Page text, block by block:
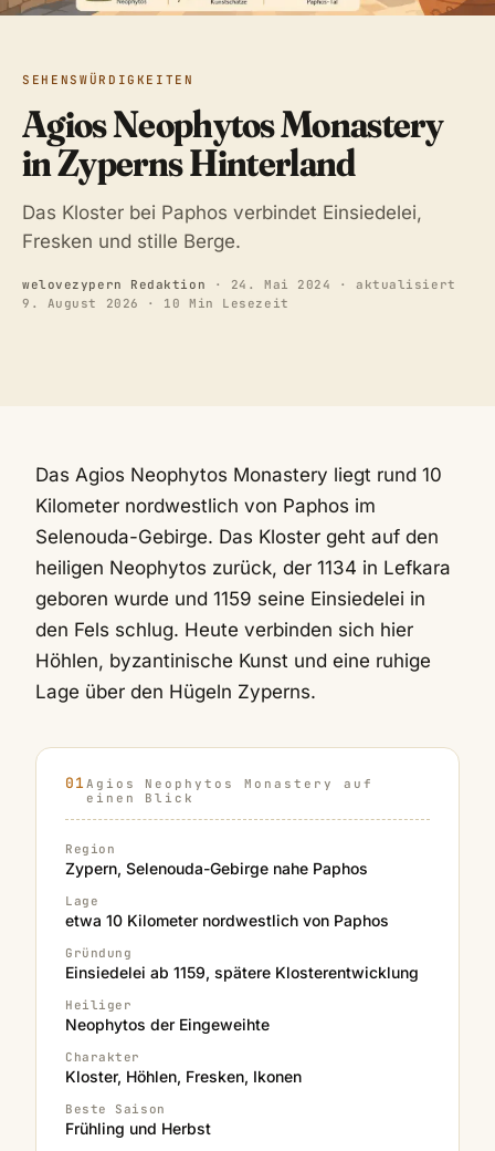
SEHENSWÜRDIGKEITEN
Agios Neophytos Monastery
in Zyperns Hinterland
Das Kloster bei Paphos verbindet Einsiedelei,
Fresken und stille Berge.
welovezypern Redaktion · 24. Mai 2024 · aktualisiert
9. August 2026
· 10 Min Lesezeit
Das Agios Neophytos Monastery liegt rund 10
Kilometer nordwestlich von Paphos im
Selenouda-Gebirge. Das Kloster geht auf den
heiligen Neophytos zurück, der 1134 in Lefkara
geboren wurde und 1159 seine Einsiedelei in
den Fels schlug. Heute verbinden sich hier
Höhlen, byzantinische Kunst und eine ruhige
Lage über den Hügeln Zyperns.
Agios Neophytos Monastery auf
einen Blick
Region
Zypern, Selenouda-Gebirge nahe Paphos
Lage
etwa 10 Kilometer nordwestlich von Paphos
Gründung
Einsiedelei ab 1159, spätere Klosterentwicklung
Heiliger
Neophytos der Eingeweihte
Charakter
Kloster, Höhlen, Fresken, Ikonen
Beste Saison
Frühling und Herbst